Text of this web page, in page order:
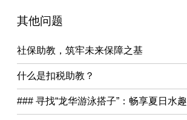
其他问题
社保助教，筑牢未来保障之基
什么是扣税助教？
### 寻找“龙华游泳搭子”：畅享夏日水